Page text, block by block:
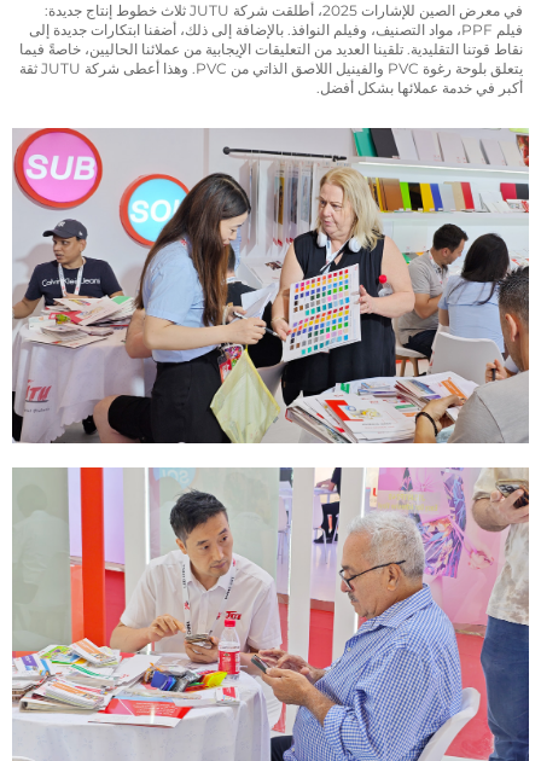
في معرض الصين للإشارات 2025، أطلقت شركة JUTU ثلاث خطوط إنتاج جديدة:
فيلم PPF، مواد التصنيف، وفيلم النوافذ. بالإضافة إلى ذلك، أضفنا ابتكارات جديدة إلى
نقاط قوتنا التقليدية. تلقينا العديد من التعليقات الإيجابية من عملائنا الحاليين، خاصةً فيما
يتعلق بلوحة رغوة PVC والفينيل اللاصق الذاتي من PVC. وهذا أعطى شركة JUTU ثقة
أكبر في خدمة عملائها بشكل أفضل.